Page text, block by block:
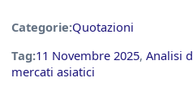
Categorie:Quotazioni
Tag:11 Novembre 2025, Analisi
mercati asiatici